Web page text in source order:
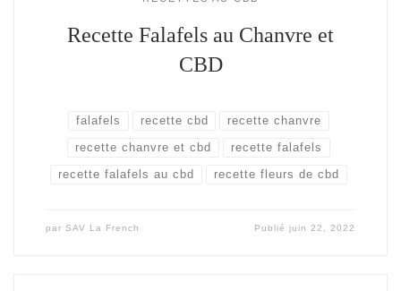
Recette Falafels au Chanvre et
CBD
falafels recette cbd
recette chanvre
recette chanvre et cbd
recette falafels
recette falafels au cbd
recette fleurs de cbd
par SAV La French Publiéjuin 22, 2022